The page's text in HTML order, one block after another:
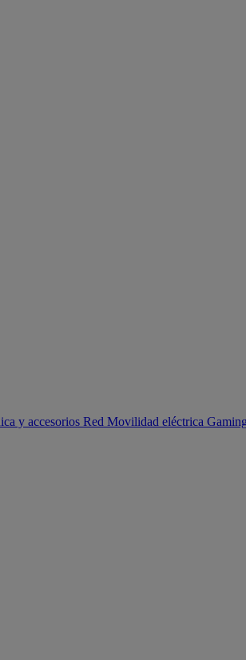
y accesorios Red Movilidad eléctrica